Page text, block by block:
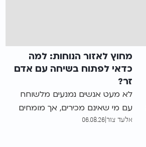
מחוץ לאזור הנוחות: למה
כדאי לפתוח בשיחה עם אדם
זר?
לא מעט אנשים נמנעים מלשוחח
עם מי שאינם מכירים, אך מומחים
מסבירים כי דווקא יציאה מאזור
אלעד צור|
06.08.26